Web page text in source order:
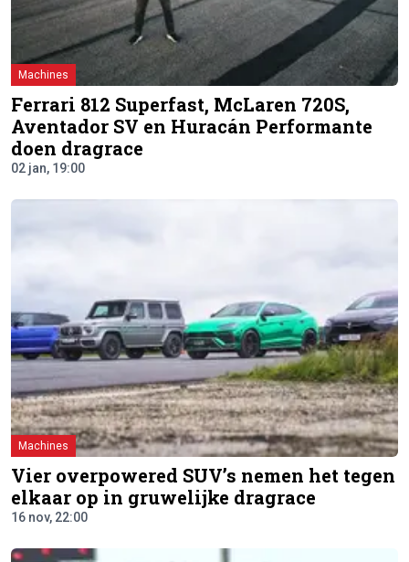
Machines
Ferrari 812 Superfast, McLaren 720S,
Aventador SV en Huracán Performante
doen dragrace
02 jan, 19:00
Machines
Vier overpowered SUV’s nemen het tegen
elkaar op in gruwelijke dragrace
16 nov, 22:00